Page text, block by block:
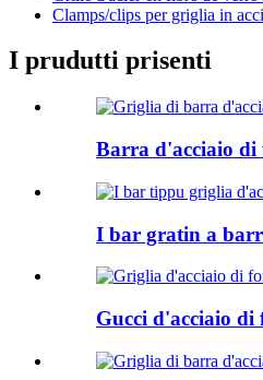
Clamps/clips per griglia in
I prudutti prisenti
Barra d'acciaio di
I bar gratin a
Gucci d'acciaio di